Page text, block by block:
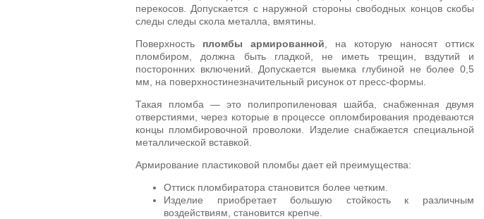
перекосов. Допускается с наружной стороны свободных концов скобы
следы следы скола металла, вмятины.
Поверхность пломбы армированной , на которую наносят оттиск
пломбиром, должна быть гладкой, не иметь трещин, вздутий и
посторонних включений. Допускается выемка глубиной не более 0,5
мм, на поверхностинезначительный рисунок от пресс-формы.
Такая пломба — это полипропиленовая шайба, снабженная двумя
отверстиями, через которые в процессе опломбирования продеваются
концы пломбировочной проволоки. Изделие снабжается специальной
металлической вставкой.
Армирование пластиковой пломбы дает ей преимущества:
Оттиск пломбиратора становится более четким.
Изделие приобретает большую стойкость к различным
воздействиям, становится крепче.